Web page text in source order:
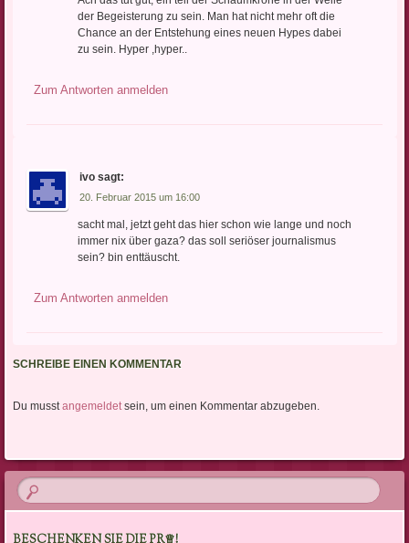
der Begeisterung zu sein. Man hat nicht mehr oft die
Chance an der Entstehung eines neuen Hypes dabei
zu sein. Hyper ,hyper..
Zum Antworten anmelden
ivo sagt:
20. Februar 2015 um 16:00
sacht mal, jetzt geht das hier schon wie lange und noch
immer nix über gaza? das soll seriöser journalismus
sein? bin enttäuscht.
Zum Antworten anmelden
SCHREIBE EINEN KOMMENTAR
Du musstangemeldetsein, um einen Kommentar abzugeben.